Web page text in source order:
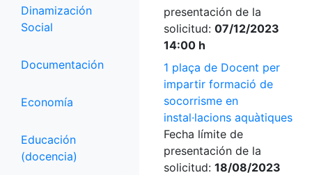
Dinamización
Social
Documentación
Economía
Educación
(docencia)
presentación de la
solicitud: 07/12/2023
14:00 h
1 plaça de Docent per
impartir formació de
socorrisme en
instal·lacions aquàtiques
Fecha límite de
presentación de la
solicitud: 18/08/2023